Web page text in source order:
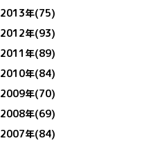
2013年(75)
2012年(93)
2011年(89)
2010年(84)
2009年(70)
2008年(69)
2007年(84)